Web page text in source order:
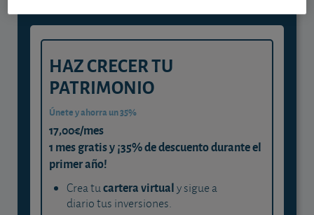
HAZ CRECER TU
PATRIMONIO
Únete y ahorra un 35%
17,00€/mes
1 mes gratis y ¡35% de descuento durante el
primer año!
Crea tucartera virtualy sigue a
diario tus inversiones.